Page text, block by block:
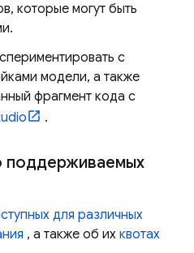
которые могут быть
с
модели, а также
фрагмент кода с
.
поддерживаемых
для различных
, а также об их квотах